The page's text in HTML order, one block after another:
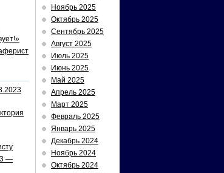
—
Ноябрь 2025
Октябрь 2025
Сентябрь 2025
Август 2025
Июль 2025
Июнь 2025
Май 2025
Апрель 2025
Март 2025
Февраль 2025
Январь 2025
Декабрь 2024
Ноябрь 2024
Октябрь 2024